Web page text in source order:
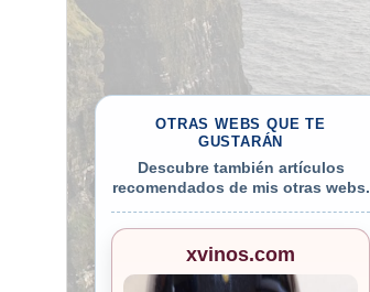
OTRAS WEBS QUE TE
GUSTARÁN
Descubre también artículos
recomendados de mis otras webs.
xvinos.com